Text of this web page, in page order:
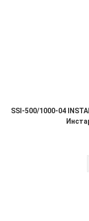
SSI-500/1000-04